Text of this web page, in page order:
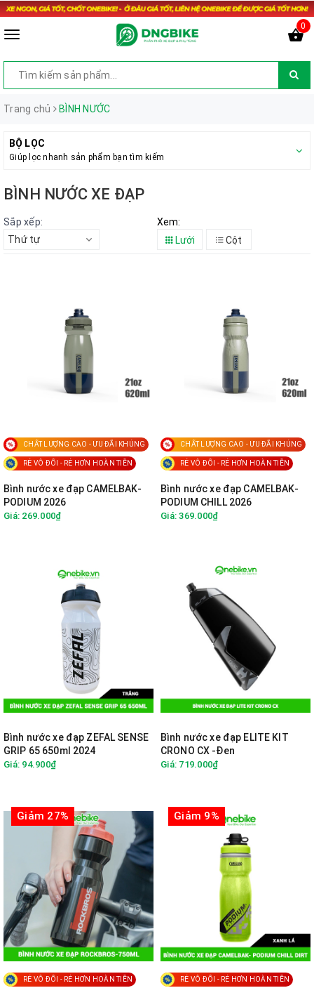
0
Trang chủ BÌNH NƯỚC
BỘ LỌC
Giúp lọc nhanh sản phẩm bạn tìm kiếm
BÌNH NƯỚC XE ĐẠP
Sắp xếp:
Thứ tự
Xem:
Lưới
Cột
CHẤT LƯỢNG CAO - ƯU ĐÃI KHỦNG
RẺ VÔ ĐỐI - RẺ HƠN HOÀN TIỀN
Bình nước xe đạp CAMELBAK-
PODIUM 2026
Giá: 269.000₫
CHẤT LƯỢNG CAO - ƯU ĐÃI KHỦNG
RẺ VÔ ĐỐI - RẺ HƠN HOÀN TIỀN
Bình nước xe đạp CAMELBAK-
PODIUM CHILL 2026
Giá: 369.000₫
Bình nước xe đạp ZEFAL SENSE
GRIP 65 650ml 2024
Giá: 94.900₫
Bình nước xe đạp ELITE KIT
CRONO CX -Đen
Giá: 719.000₫
Giảm 27%
RẺ VÔ ĐỐI - RẺ HƠN HOÀN TIỀN
Giảm 9%
RẺ VÔ ĐỐI - RẺ HƠN HOÀN TIỀN